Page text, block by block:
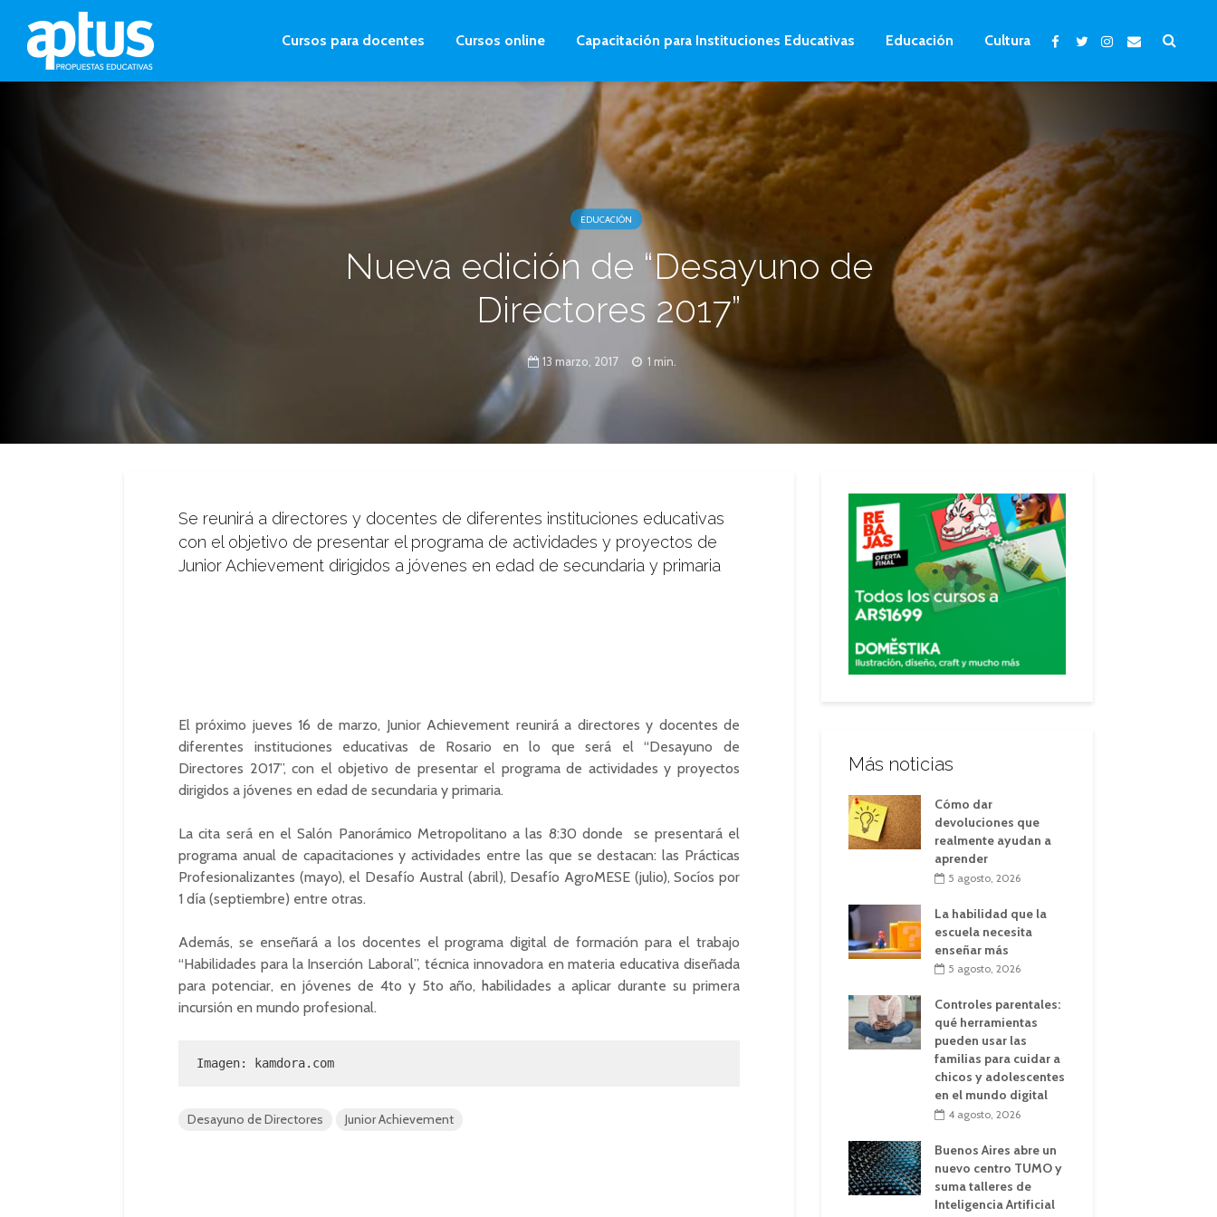
Cursos para docentes Cursos online Capacitación para Instituciones Educativas Educación Cultura
EDUCACIÓN
Nueva edición de “Desayuno de
Directores 2017”
13 marzo, 2017 1 min.
Se reunirá a directores y docentes de diferentes instituciones educativas
con el objetivo de presentar el programa de actividades y proyectos de
Junior Achievement dirigidos a jóvenes en edad de secundaria y primaria
El próximo jueves 16 de marzo, Junior Achievement reunirá a directores y docentes de
diferentes instituciones educativas de Rosario en lo que será el “Desayuno de
Directores 2017”, con el objetivo de presentar el programa de actividades y proyectos
dirigidos a jóvenes en edad de secundaria y primaria.
La cita será en el Salón Panorámico Metropolitano a las 8:30 donde se presentará el
programa anual de capacitaciones y actividades entre las que se destacan: las Prácticas
Profesionalizantes (mayo), el Desafío Austral (abril), Desafío AgroMESE (julio), Socíos por
1 día (septiembre) entre otras.
Además, se enseñará a los docentes el programa digital de formación para el trabajo
“Habilidades para la Inserción Laboral”, técnica innovadora en materia educativa diseñada
para potenciar, en jóvenes de 4to y 5to año, habilidades a aplicar durante su primera
incursión en mundo profesional.
Imagen: kamdora.com
Desayuno de Directores Junior Achievement
Más noticias
Cómo dar
devoluciones que
realmente ayudan a
aprender
5 agosto, 2026
La habilidad que la
escuela necesita
enseñar más
5 agosto, 2026
Controles parentales:
qué herramientas
pueden usar las
familias para cuidar a
chicos y adolescentes
en el mundo digital
4 agosto, 2026
Buenos Aires abre un
nuevo centro TUMO y
suma talleres de
Inteligencia Artificial